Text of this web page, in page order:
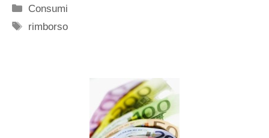
Categorie
Consumi
Tag
rimborso